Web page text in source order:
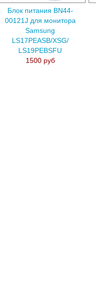
Блок питания BN44-
00121J для монитора
Samsung
LS17PEASB/XSG/
LS19PEBSFU
1500 руб